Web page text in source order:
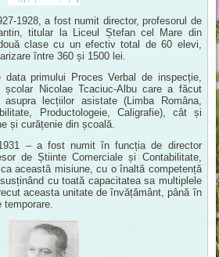
1928, a fost numit director, profesorul de
titular la Liceul Ștefan cel Mare din
clase cu un efectiv total de 60 elevi,
între 360 și 1500 lei.
primului Proces Verbal de inspecție,
școlar Nicolae Tcaciuc-Albu care a făcut
lecțiilor asistate (Limba Româna,
Productologeie, Caligrafie), cât și
și curățenie din școală.
– a fost numit în funcția de director
de Știinte Comerciale și Contabilitate,
această misiune, cu o înaltă competență
cu toată capacitatea sa multiplele
aceasta unitate de învățământ, până în